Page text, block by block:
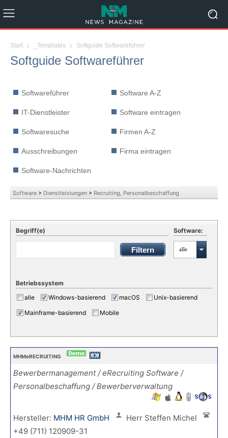
Start _Templates Softguide Softwareführer
Softguide Softwareführer
Softwareführer Software A-Z
IT-Dienstleister Software eintragen
Softwaresuche Firmen A-Z
Ausschreibungen Firma eintragen
Software-Nachrichten
Software > Dienstleistungen > Recruiting, Personalbeschaffung
Begriff(e) Software:
alle
Betriebssystem
alle
Windows-basierend macOS
Unix-basierend
Mainframe-basierend
Mobile
MHMeRECRUITING
Bewerbermanagement / eRecruiting Software /
Personalbeschaffung / Bewerberverwaltung
Hersteller: MHM HR GmbH
Herr Steffen Michel
+49 (711) 120909-31